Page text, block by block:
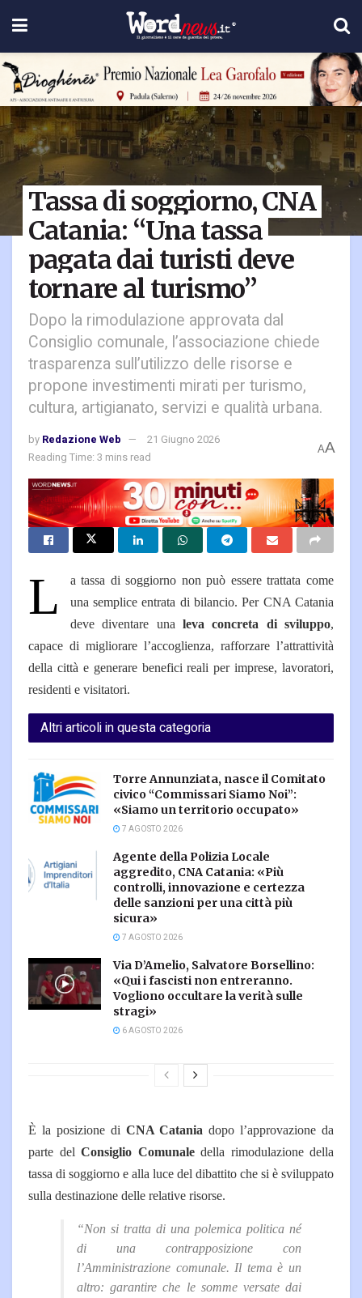
Tassa di soggiorno, CNA
Catania: “Una tassa
pagata dai turisti deve
tornare al turismo”
Dopo la rimodulazione approvata dal
Consiglio comunale, l’associazione chiede
trasparenza sull’utilizzo delle risorse e
propone investimenti mirati per turismo,
cultura, artigianato, servizi e qualità urbana.
by Redazione Web
21 Giugno 2026
Reading Time: 3 mins read
AA
L
a tassa di soggiorno non può essere trattata come
una semplice entrata di bilancio. Per CNA Catania
deve diventare una leva concreta di sviluppo,
capace di migliorare l’accoglienza, rafforzare l’attrattività
della città e generare benefici reali per imprese, lavoratori,
residenti e visitatori.
Altri articoli in questa categoria
Torre Annunziata, nasce il Comitato
civico “Commissari Siamo Noi”:
«Siamo un territorio occupato»
7 AGOSTO 2026
Agente della Polizia Locale
aggredito, CNA Catania: «Più
controlli, innovazione e certezza
delle sanzioni per una città più
sicura»
7 AGOSTO 2026
Via D’Amelio, Salvatore Borsellino:
«Qui i fascisti non entreranno.
Vogliono occultare la verità sulle
stragi»
6 AGOSTO 2026
È la posizione di CNA Catania dopo l’approvazione da
parte del Consiglio Comunaledella rimodulazione della
tassa di soggiorno e alla luce del dibattito che si è sviluppato
sulla destinazione delle relative risorse.
“Non si tratta di una polemica politica né
di una contrapposizione con
l’Amministrazione comunale. Il tema è un
altro: garantire che le somme versate dai